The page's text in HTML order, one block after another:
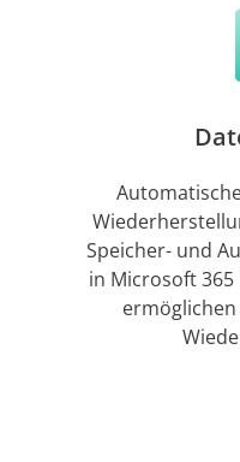
Speicher- und
in Microsoft